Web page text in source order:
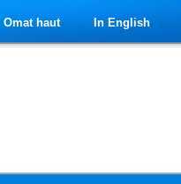
Omat haut In English